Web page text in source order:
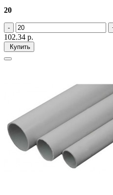
20
102.34 р.
Купить